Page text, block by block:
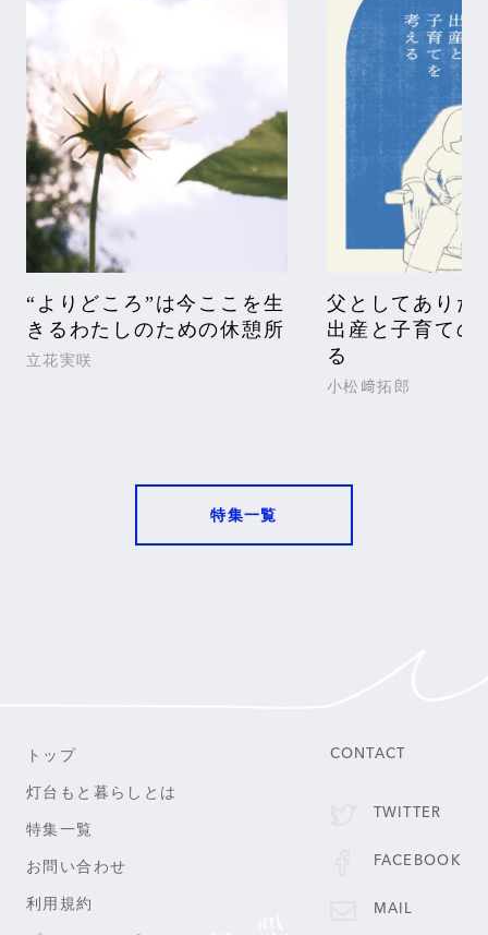
“よりどころ”は今ここを生
きるわたしのための休憩所
立花実咲
父としてありた
出産と子育ての
る
小松﨑拓郎
特集一覧
トップ
灯台もと暮らしとは
特集一覧
お問い合わせ
利用規約
CONTACT
TWITTER
FACEBOOK
MAIL